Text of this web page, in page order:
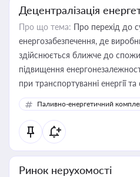
Децентралізація
Про що тема: Про перехід до
енергозабезпечення, де
здійснюється ближче до
підвищення
при транспортуванні енергії
відновлюваних джерел
Паливно-енергетичний
Ринок нерухомості